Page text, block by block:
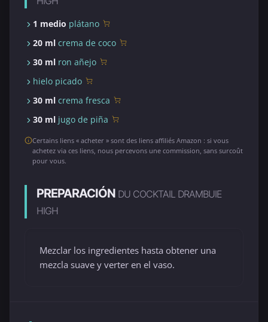
1 medio plátano
20 ml crema de coco
30 ml ron añejo
hielo picado
30 ml crema fresca
30 ml jugo de piña
Certains liens « acheter » sont des liens affiliés Amazon : si vous
achetez via ces liens, nous percevons une commission, sans surcoût
pour vous.
PREPARACIÓN DU COCKTAIL DRAMBUIE
HIGH
Mezclar los ingredientes hasta obtener una
mezcla suave y verter en el vaso.